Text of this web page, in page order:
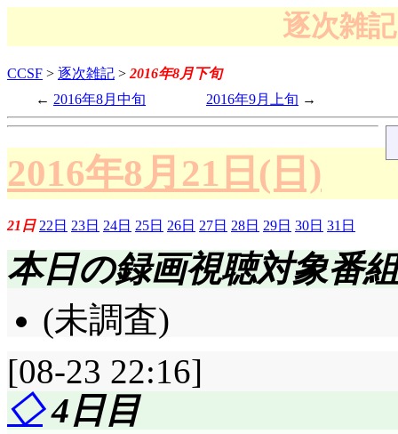
逐次雑
CCSF > 逐次雑記 >2016年8月下旬
2016年8月中旬
2016年9月上旬
2016年8月21日(日)
21日 22日 23日 24日 25日 26日 27日 28日 29日 30日 31日
本日の録画視聴対象番組
(未調査)
[08-23 22:16]
◇4日目